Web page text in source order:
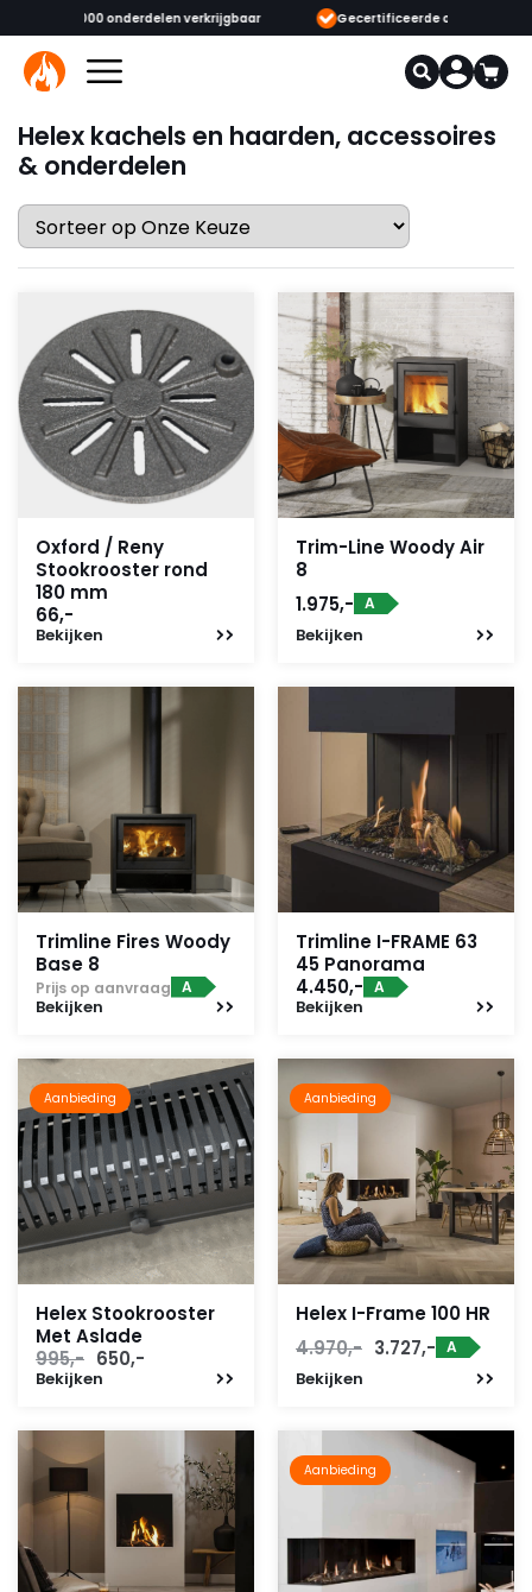
Gecertificeerde opgeleide adviseurs & monteurs
Helex kachels en haarden, accessoires
& onderdelen
Oxford / Reny
Stookrooster rond
180 mm
66,-
Bekijken
Trim-Line Woody Air
8
1.975,- A
Bekijken
Trimline Fires Woody
Base 8
Prijs op aanvraag A
Bekijken
Trimline I-FRAME 63
45 Panorama
4.450,- A
Bekijken
Aanbieding
Helex Stookrooster
Met Aslade
995,- Oorspronkelijke
prijs
995,-.
650,-
650,-.
Bekijken
Aanbieding
Helex I-Frame 100 HR
4.970,- Oorspronkelijke
3.727,- Huidige
A
Bekijken
Aanbieding